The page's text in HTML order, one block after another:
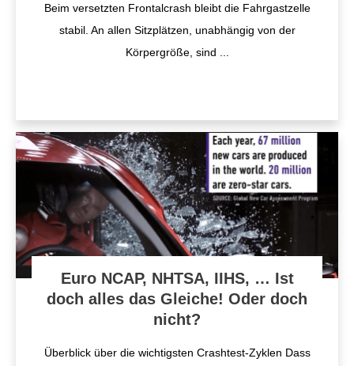
Beim versetzten Frontalcrash bleibt die Fahrgastzelle
stabil. An allen Sitzplätzen, unabhängig von der
Körpergröße, sind
Euro NCAP, NHTSA, IIHS, … Ist
doch alles das Gleiche! Oder doch
nicht?
Überblick über die wichtigsten Crashtest-Zyklen Dass